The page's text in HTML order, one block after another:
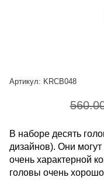
Артикул: KRCB048
В наборе десять
дизайнов). Они
очень характерной
головы очень